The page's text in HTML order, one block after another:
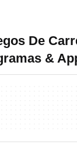
De
&